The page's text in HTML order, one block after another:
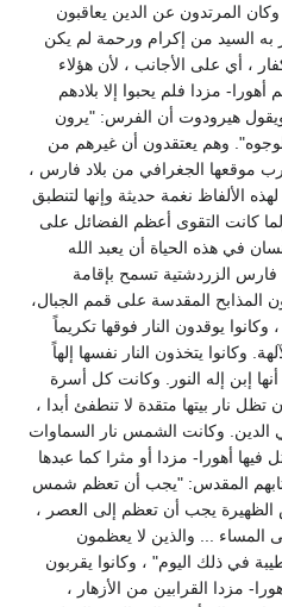
المرتدون عن الدين يعاقبون
به السيد من إكرام ورحمة لم يكن
، أي على الأجانب ، لأن هؤلاء
مزدا فلم يحبوا إلا بلادهم
هيرودوت أن الفرس: "يرون
وهم يعتقدون أن غيرهم من
موقعها الجغرافي من بلاد فارس ،
الألفاظ نغمة حديثة وإنها لتنطبق
كانت التقوى أعظم الفضائل على
في هذه الحياة أن يعبد الله
فارس الزردشتية تسمح بإقامة
المذابح المقدسة على قمم الجبال،
يوقدون النار فوقها تكريماً
وكانوا يتخذون النار نفسها إلهاً
إبن إله النور. وكانت كل أسرة
نار بيتها متقدة لا تنطفئ أبدا ،
وكانت الشمس نار السماوات
فيها أهورا- مزدا أو مثرا كما عبدها
المقدس: "يجب أن تعظم شمس
يجب أن تعظم إلى العصر ،
... والذين لا يعظمون
في ذلك اليوم" ، وكانوا يقربون
مزدا القرابين من الأزهار ،